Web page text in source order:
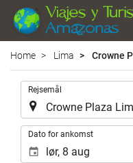
Home Lima Crowne
Rejsemål
Dato for ankomst